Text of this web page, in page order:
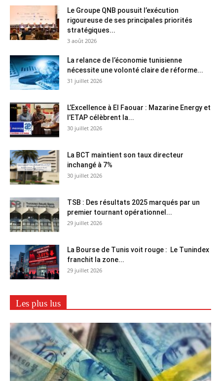
Le Groupe QNB pousuit l’exécution
rigoureuse de ses principales priorités
stratégiques...
3 août 2026
La relance de l’économie tunisienne
nécessite une volonté claire de réforme...
31 juillet 2026
L’Excellence à El Faouar : Mazarine Energy et
l’ETAP célèbrent la...
30 juillet 2026
La BCT maintient son taux directeur
inchangé à 7%
30 juillet 2026
TSB : Des résultats 2025 marqués par un
premier tournant opérationnel...
29 juillet 2026
La Bourse de Tunis voit rouge : Le Tunindex
franchit la zone...
29 juillet 2026
Les plus lus